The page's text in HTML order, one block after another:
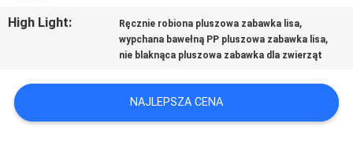
AKTUALNOŚCI
POPROSIĆ
O
WYCENĘ
High Light: Ręcznie robiona pluszowa zabawka lisa,
wypchana bawełną PP pluszowa zabawka lisa,
nie blaknąca pluszowa zabawka dla zwierząt
NAJLEPSZA CENA